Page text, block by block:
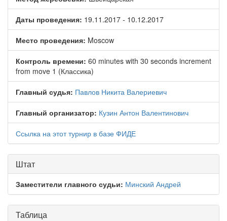
Даты проведения: 19.11.2017 - 10.12.2017
Место проведения: Moscow
Контроль времени: 60 minutes with 30 seconds increment
from move 1 (Классика)
Главный судья: Павлов Никита Валериевич
Главный организатор: Кузин Антон Валентинович
Ссылка на этот турнир в базе ФИДЕ
Штат
Заместители главного судьи: Минский Андрей
Таблица